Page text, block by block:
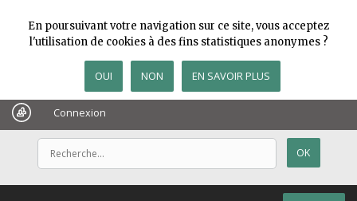
Connexion
En poursuivant votre navigation sur ce site, vous acceptez
l'utilisation de cookies à des fins statistiques anonymes ?
OUI NON EN SAVOIR PLUS